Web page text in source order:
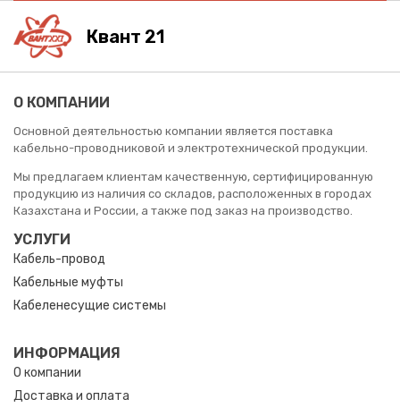
Квант 21
О КОМПАНИИ
Основной деятельностью компании является поставка
кабельно-проводниковой и электротехнической продукции.
Мы предлагаем клиентам качественную, сертифицированную
продукцию из наличия со складов, расположенных в городах
Казахстана и России, а также под заказ на производство.
УСЛУГИ
Кабель-провод
Кабельные муфты
Кабеленесущие системы
ИНФОРМАЦИЯ
О компании
Доставка и оплата